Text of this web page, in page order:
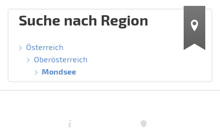
Suche nach Region
Österreich
Oberösterreich
Mondsee